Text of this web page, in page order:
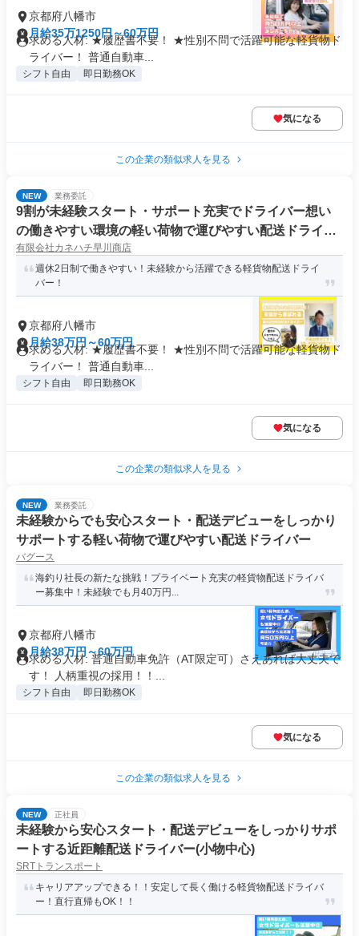
京都府八幡市
月給35万1250円～60万円
求める人材: ★履歴書不要！ ★性別不問で活躍可能な軽貨物ド
ライバー！ 普通自動車...
シフト自由 即日勤務OK
気になる
この企業の類似求人を見る
NEW 業務委託
9割が未経験スタート・サポート充実でドライバー想い
の働きやすい環境の軽い荷物で運びやすい配送ドライバ
ー
有限会社カネハチ早川商店
週休2日制で働きやすい！未経験から活躍できる軽貨物配送ドライ
バー！
京都府八幡市
月給38万円～60万円
求める人材: ★履歴書不要！ ★性別不問で活躍可能な軽貨物ド
ライバー！ 普通自動車...
シフト自由 即日勤務OK
気になる
この企業の類似求人を見る
NEW 業務委託
未経験からでも安心スタート・配送デビューをしっかり
サポートする軽い荷物で運びやすい配送ドライバー
バグース
海釣り社長の新たな挑戦！プライベート充実の軽貨物配送ドライバ
ー募集中！未経験でも月40万円...
京都府八幡市
月給38万円～60万円
求める人材: 普通自動車免許（AT限定可）さえあれば大丈夫で
す！ 人柄重視の採用！！...
シフト自由 即日勤務OK
気になる
この企業の類似求人を見る
NEW 正社員
未経験から安心スタート・配送デビューをしっかりサポ
ートする近距離配送ドライバー(小物中心)
SRTトランスポート
キャリアアップできる！！安定して長く働ける軽貨物配送ドライバ
ー！直行直帰もOK！！